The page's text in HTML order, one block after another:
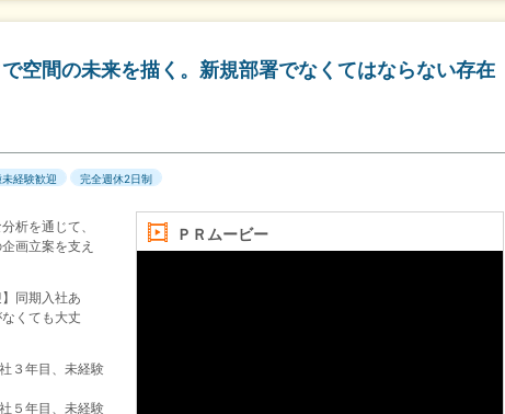
空間の未来を描く。新規部署でなくてはならない存在
経験歓迎 完全週休2日制
ＰＲムービー
析を通じて、
画立案を支え
同期入社あ
くても大丈
３年目、未経験
５年目、未経験